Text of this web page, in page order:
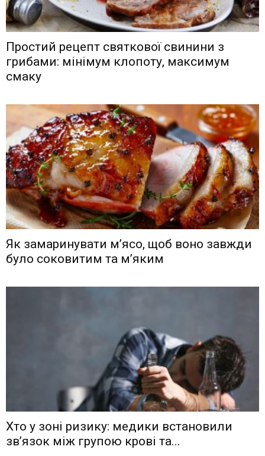
Простий рецепт святкової свинини з
грибами: мінімум клопоту, максимум
смаку
Як замаринувати м’ясо, щоб воно завжди
було соковитим та м’яким
Хто у зоні ризику: медики встановили
зв’язок між групою крові та...